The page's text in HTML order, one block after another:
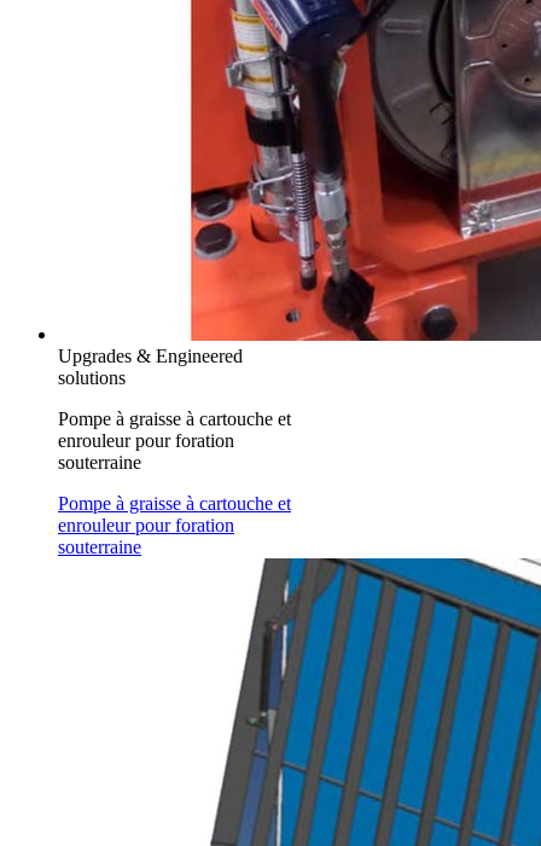
Upgrades & Engineered
solutions
Pompe à graisse à cartouche et
enrouleur pour foration
souterraine
Pompe à graisse à cartouche et
enrouleur pour foration
souterraine